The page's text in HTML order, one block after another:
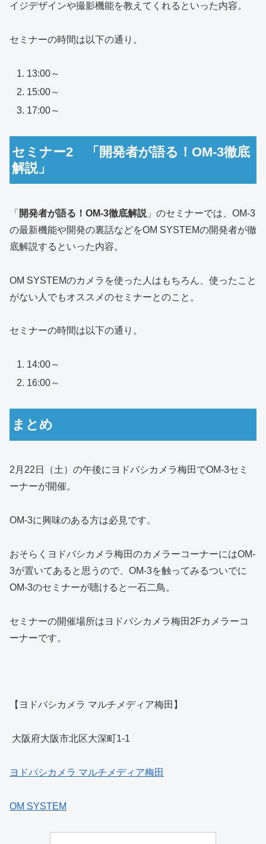
イジデザインや撮影機能を教えてくれるといった内容。
セミナーの時間は以下の通り。
13:00～
15:00～
17:00～
セミナー2 「開発者が語る！OM-3徹底
解説」
「 開発者が語る！OM-3徹底解説」のセミナーでは、OM-3
の最新機能や開発の裏話などをOM SYSTEMの開発者が徹
底解説するといった内容。
OM SYSTEMのカメラを使った人はもちろん、使ったこと
がない人でもオススメのセミナーとのこと。
セミナーの時間は以下の通り。
14:00～
16:00～
まとめ
2月22日（土）の午後にヨドバシカメラ梅田でOM-3セミ
ーナーが開催。
OM-3に興味のある方は必見です。
おそらくヨドバシカメラ梅田のカメラーコーナーにはOM-
3が置いてあると思うので、OM-3を触ってみるついでに
OM-3のセミナーが聴けると一石二鳥。
セミナーの開催場所はヨドバシカメラ梅田2Fカメラーコ
ーナーです。
【ヨドバシカメラ マルチメディア梅田】
大阪府大阪市北区大深町1-1
ヨドバシカメラ マルチメディア梅田
OM SYSTEM